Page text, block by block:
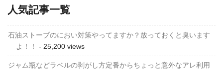
人気記事一覧
石油ストーブのにおい対策やってますか？放っておくと臭います
よ！！
- 25,200 views
ジャム瓶などラベルの剥がし方定番からちょっと意外なアレ利用